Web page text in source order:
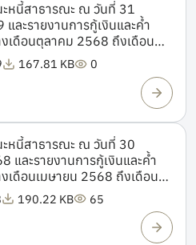
ะหนี้สาธารณะ ณ วันที่ 31
ละรายงานการกู้เงินและค้ำ
งเดือนตุลาคม 2568 ถึงเดือน
167.81 KB 0
ะหนี้สาธารณะ ณ วันที่ 30
และรายงานการกู้เงินและค้ำ
งเดือนเมษายน 2568 ถึงเดือน
190.22 KB 65